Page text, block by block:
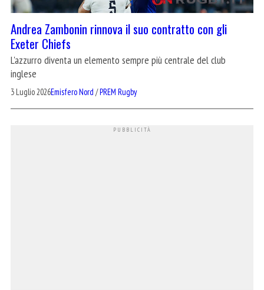
Andrea Zambonin rinnova il suo contratto con gli
Exeter Chiefs
L'azzurro diventa un elemento sempre più centrale del club
inglese
3 Luglio 2026Emisfero Nord /PREM Rugby